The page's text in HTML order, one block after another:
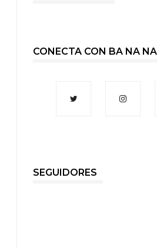
CONECTA CON BA NA NA
SEGUIDORES